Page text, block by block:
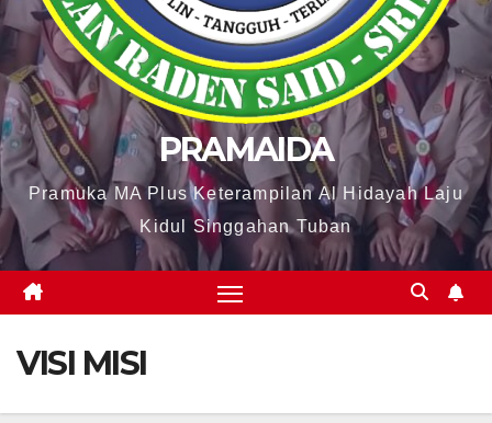
PRAMAIDA
Pramuka MA Plus Keterampilan Al Hidayah Laju
Kidul Singgahan Tuban
VISI MISI